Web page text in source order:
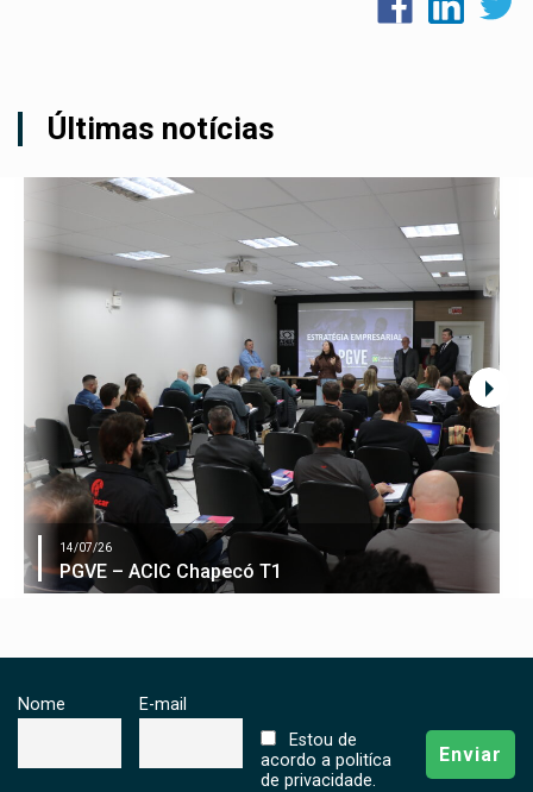
Últimas notícias
14/07/26
PGVE – ACIC Chapecó T1
Nome
E-mail
Estou de
acordo a politíca
de privacidade.